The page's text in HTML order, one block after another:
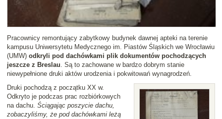
Pracownicy remontujący zabytkowy budynek dawnej apteki na terenie
kampusu Uniwersytetu Medycznego im. Piastów Śląskich we Wrocławiu
(UMW) odkryli pod dachówkami plik dokumentów pochodzących
jeszcze z Breslau. Są to zachowane w bardzo dobrym stanie
niewypełnione druki aktów urodzenia i pokwitowań wynagrodzeń.
Druki pochodzą z początku XX w.
Odkryto je podczas prac rozbiórkowych
na dachu. Ściągając poszycie dachu,
zobaczyliśmy, że pod dachówkami leżą